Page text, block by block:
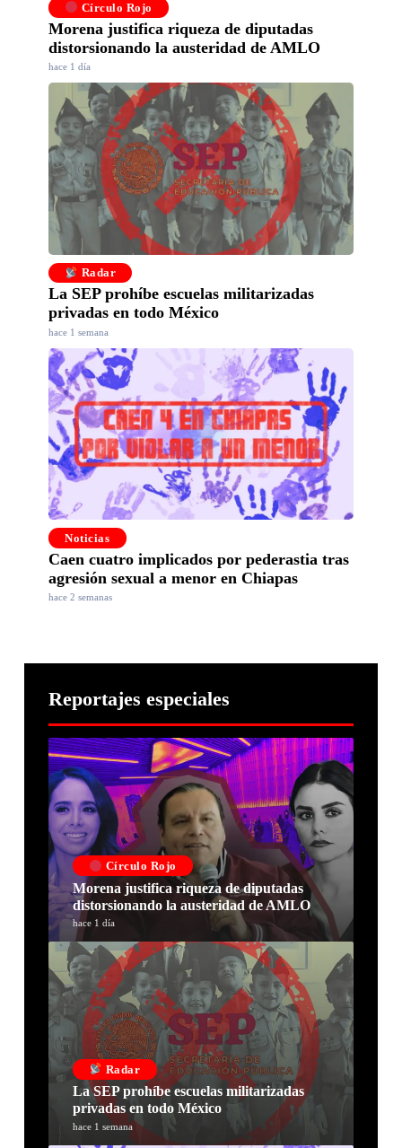
Círculo Rojo
Morena justifica riqueza de diputadas
distorsionando la austeridad de AMLO
hace 1 día
Radar
La SEP prohíbe escuelas militarizadas
privadas en todo México
hace 1 semana
Noticias
Caen cuatro implicados por pederastia tras
agresión sexual a menor en Chiapas
hace 2 semanas
Reportajes especiales
Círculo Rojo
Morena justifica riqueza de diputadas
distorsionando la austeridad de AMLO
hace 1 día
Radar
La SEP prohíbe escuelas militarizadas
privadas en todo México
hace 1 semana